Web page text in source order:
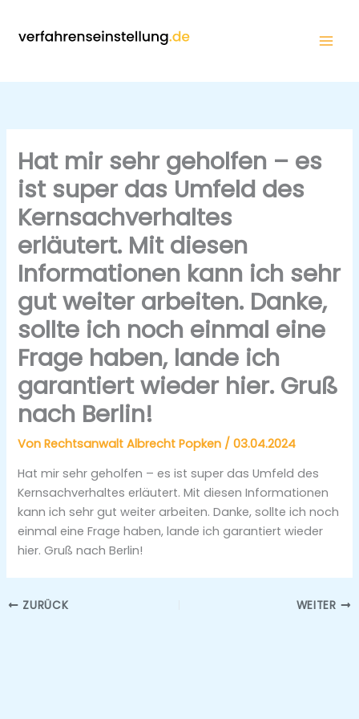
Hat mir sehr geholfen – es
ist super das Umfeld des
Kernsachverhaltes
erläutert. Mit diesen
Informationen kann ich sehr
gut weiter arbeiten. Danke,
sollte ich noch einmal eine
Frage haben, lande ich
garantiert wieder hier. Gruß
nach Berlin!
VonRechtsanwalt Albrecht Popken /03.04.2024
Hat mir sehr geholfen – es ist super das Umfeld des
Kernsachverhaltes erläutert. Mit diesen Informationen
kann ich sehr gut weiter arbeiten. Danke, sollte ich noch
einmal eine Frage haben, lande ich garantiert wieder
hier. Gruß nach Berlin!
ZURÜCK WEITER